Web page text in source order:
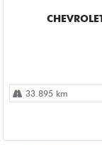
33.895 km